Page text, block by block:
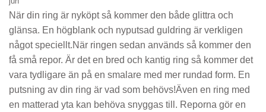
När din ring är nyköpt så kommer den både glittra och
glänsa. En högblank och nyputsad guldring är verkligen
något speciellt.När ringen sedan används så kommer den
få små repor. Är det en bred och kantig ring så kommer det
vara tydligare än på en smalare med mer rundad form. En
putsning av din ring är vad som behövs!Även en ring med
en matterad yta kan behöva snyggas till. Reporna gör en